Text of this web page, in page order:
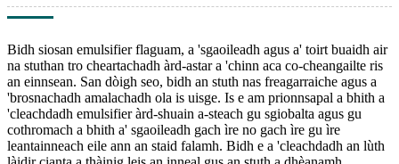
Bidh siosan emulsifier flaguam, a 'sgaoileadh agus a' toirt buaidh air
na stuthan tro cheartachadh àrd-astar a 'chinn aca co-cheangailte ris
an einnsean. San dòigh seo, bidh an stuth nas freagarraiche agus a
'brosnachadh amalachadh ola is uisge. Is e am prionnsapal a bhith a
'cleachdadh emulsifier àrd-shuain a-steach gu sgiobalta agus gu
cothromach a bhith a' sgaoileadh gach ìre no gach ìre gu ìre
leantainneach eile ann an staid falamh. Bidh e a 'cleachdadh an lùth